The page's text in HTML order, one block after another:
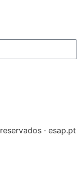
· esap.pt